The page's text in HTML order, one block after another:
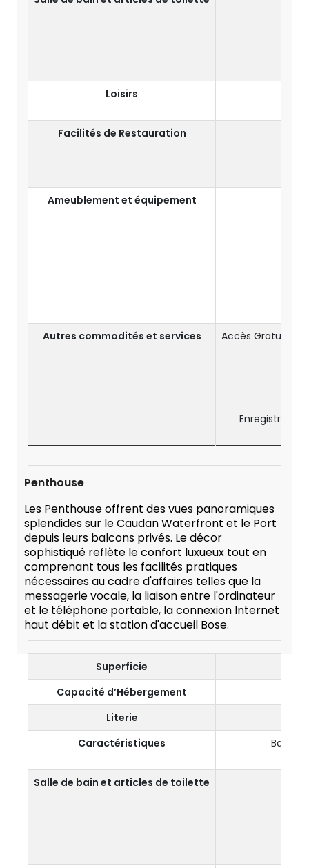
Loisirs
Facilités de Restauration
Ameublement et équipement
Autres commodités et services
Accès Gratuit au
Penthouse
Les Penthouse offrent des vues panoramiques
splendides sur le Caudan Waterfront et le Port
depuis leurs balcons privés. Le décor
sophistiqué reflète le confort luxueux tout en
comprenant tous les facilités pratiques
nécessaires au cadre d'affaires telles que la
messagerie vocale, la liaison entre l'ordinateur
et le téléphone portable, la connexion Internet
haut débit et la station d'accueil Bose.
Superficie
Capacité d’Hébergement
Literie
Caractéristiques
Balcon
Salle de bain et articles de toilette